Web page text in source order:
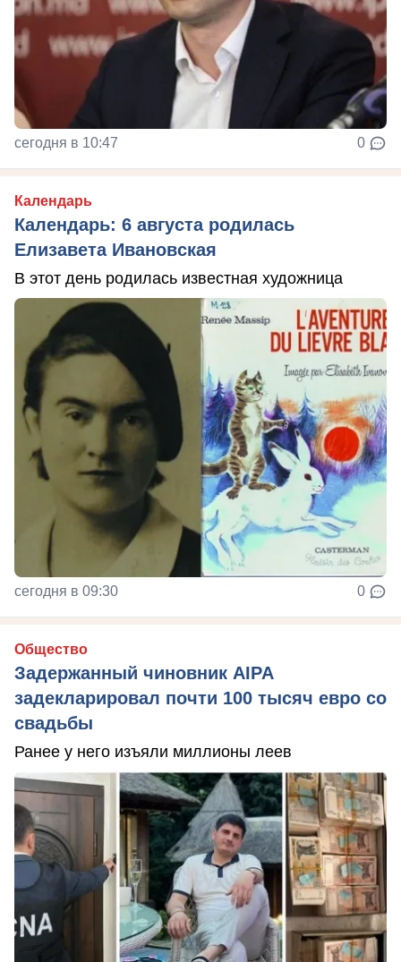
сегодня в 10:47 0
Календарь
Календарь: 6 августа родилась
Елизавета Ивановская
В этот день родилась известная художница
сегодня в 09:30 0
Общество
Задержанный чиновник AIPA
задекларировал почти 100 тысяч евро со
свадьбы
Ранее у него изъяли миллионы леев